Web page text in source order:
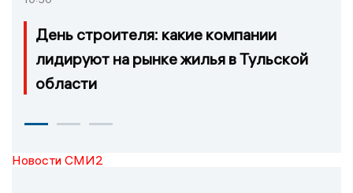
День строителя: какие компании
лидируют на рынке жилья в Тульской
области
Новости СМИ2